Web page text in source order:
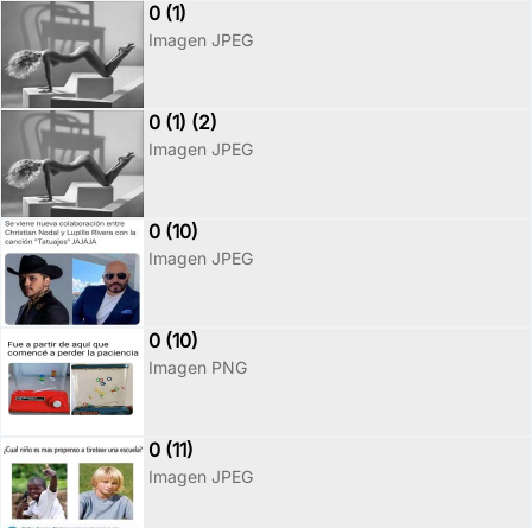
0 (1)
Imagen JPEG
0 (1) (2)
Imagen JPEG
0 (10)
Imagen JPEG
0 (10)
Imagen PNG
0 (11)
Imagen JPEG